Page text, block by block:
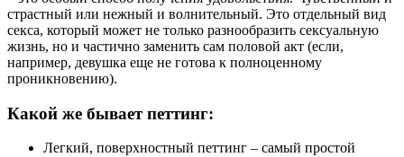
страстный или нежный и волнительный. Это отдельный вид
секса, который может не только разнообразить сексуальную
жизнь, но и частично заменить сам половой акт (если,
например, девушка еще не готова к полноценному
проникновению).
Какой же бывает петтинг:
Легкий, поверхностный петтинг – самый простой